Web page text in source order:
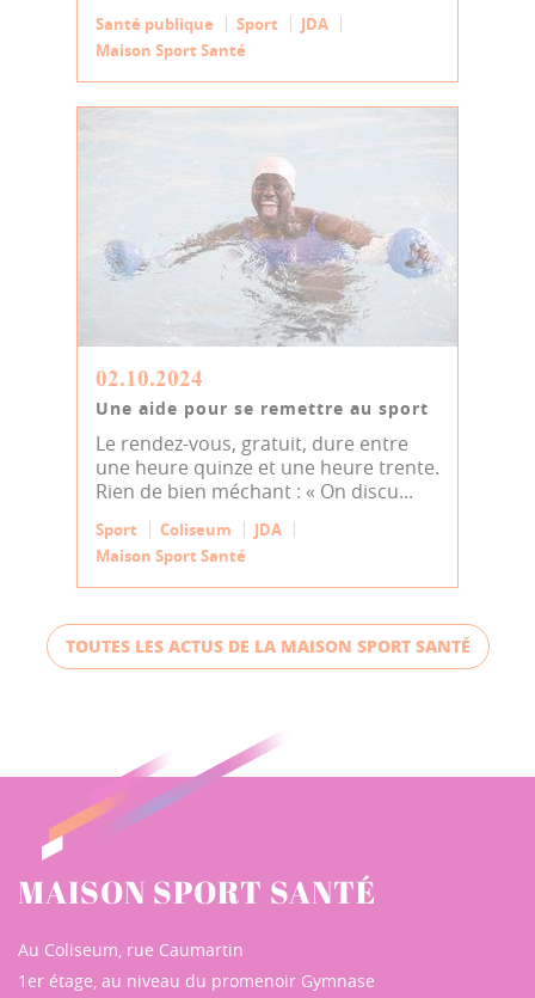
Santé publique Sport
JDA
Maison Sport Santé
02.10.2024
Une aide pour se remettre au sport
Le rendez-vous, gratuit, dure entre
une heure quinze et une heure trente.
Rien de bien méchant : « On discu...
Sport Coliseum
JDA
Maison Sport Santé
TOUTES LES ACTUS DE LA MAISON SPORT SANTÉ
MAISON SPORT SANTÉ
Au Coliseum, rue Caumartin
1er étage, au niveau du promenoir Gymnase